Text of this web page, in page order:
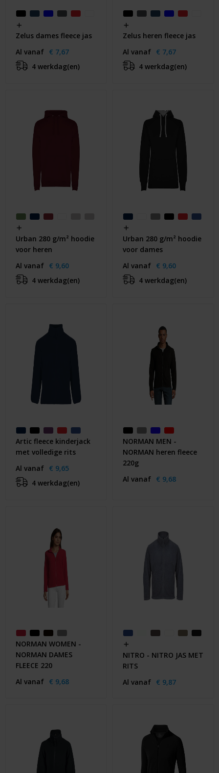
Zelus dames fleece jas
Al vanaf € 7,67
4 werkdag(en)
Zelus heren fleece jas
Al vanaf € 7,67
4 werkdag(en)
Urban 280 g/m² hoodie
voor heren
Al vanaf € 9,60
4 werkdag(en)
Urban 280 g/m² hoodie
voor dames
Al vanaf € 9,60
4 werkdag(en)
Artic fleece kinderjack
met volledige rits
Al vanaf € 9,65
4 werkdag(en)
NORMAN MEN -
NORMAN heren fleece
220g
Al vanaf € 9,68
NORMAN WOMEN -
NORMAN DAMES
FLEECE 220
Al vanaf € 9,68
NITRO - NITRO JAS MET
RITS
Al vanaf € 9,87